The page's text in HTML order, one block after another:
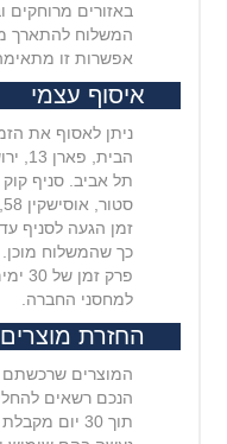
באזורים מרוחקים
המשלוח להתארך מעבר ל 10
אפשרות זו מתאימה
איסוף עצמי
ניתן לאסוף את
סטור, אוסישקין 58, רמת השרון.
כך שהמשלוח
פרק
למחסני החברה.
החזרת מוצרים
המוצרים שרכשתם
הנכם רשאים
תוך 30 יום